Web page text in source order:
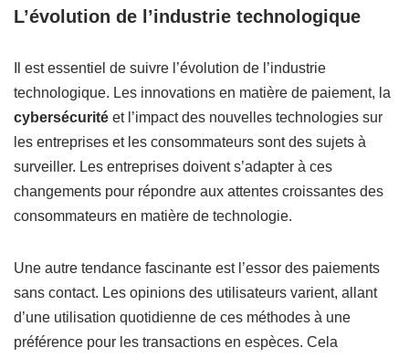
L’évolution de l’industrie technologique
Il est essentiel de suivre l’évolution de l’industrie
technologique. Les innovations en matière de paiement, la
cybersécurité et l’impact des nouvelles technologies sur
les entreprises et les consommateurs sont des sujets à
surveiller. Les entreprises doivent s’adapter à ces
changements pour répondre aux attentes croissantes des
consommateurs en matière de technologie.
Une autre tendance fascinante est l’essor des paiements
sans contact. Les opinions des utilisateurs varient, allant
d’une utilisation quotidienne de ces méthodes à une
préférence pour les transactions en espèces. Cela